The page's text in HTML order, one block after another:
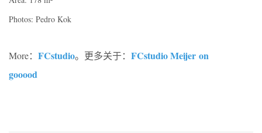
Photos: Pedro Kok
More： FCstudio。更多关于： FCstudio Meijer on
gooood